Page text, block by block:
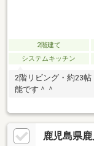
2階建て
システムキッチン
2階リビング・約23
能です＾＾
鹿児島県